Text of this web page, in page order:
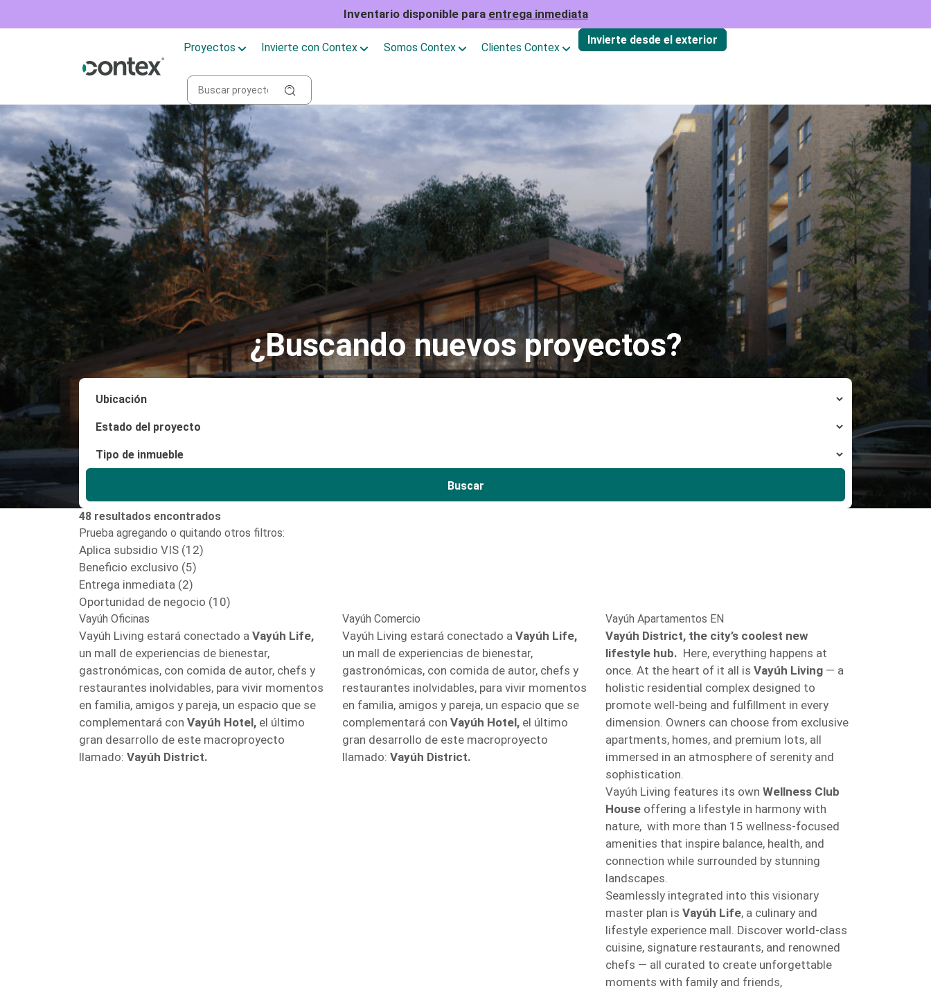
Inventario disponible para entrega inmediata
Proyectos Invierte con Contex Somos Contex Clientes Contex
Invierte desde el exterior
¿Buscando nuevos proyectos?
Buscar
48 resultados encontrados
Prueba agregando o quitando otros filtros:
Aplica subsidio VIS (12)
Beneficio exclusivo (5)
Entrega inmediata (2)
Oportunidad de negocio (10)
Vayúh Oficinas
Vayúh Living estará conectado a Vayúh Life,
un mall de experiencias de bienestar,
gastronómicas, con comida de autor, chefs y
restaurantes inolvidables, para vivir momentos
en familia, amigos y pareja, un espacio que se
complementará con Vayúh Hotel, el último
gran desarrollo de este macroproyecto
llamado: Vayúh District.
Vayúh Comercio
Vayúh Living estará conectado a Vayúh Life,
un mall de experiencias de bienestar,
gastronómicas, con comida de autor, chefs y
restaurantes inolvidables, para vivir momentos
en familia, amigos y pareja, un espacio que se
complementará con Vayúh Hotel, el último
gran desarrollo de este macroproyecto
llamado: Vayúh District.
Vayúh Apartamentos EN
Vayúh District, the city’s coolest new
lifestyle hub. Here, everything happens at
once. At the heart of it all is Vayúh Living — a
holistic residential complex designed to
promote well-being and fulfillment in every
dimension. Owners can choose from exclusive
apartments, homes, and premium lots, all
immersed in an atmosphere of serenity and
sophistication.
Vayúh Living features its own Wellness Club
House offering a lifestyle in harmony with
nature, with more than 15 wellness-focused
amenities that inspire balance, health, and
connection while surrounded by stunning
landscapes.
Seamlessly integrated into this visionary
master plan is Vayúh Life, a culinary and
lifestyle experience mall. Discover world-class
cuisine, signature restaurants, and renowned
chefs — all curated to create unforgettable
moments with family and friends,